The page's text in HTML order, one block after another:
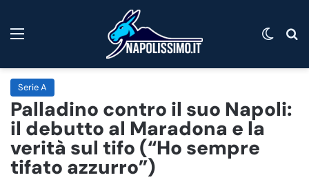
Serie A
Palladino contro il suo Napoli:
il debutto al Maradona e la
verità sul tifo (“Ho sempre
tifato azzurro”)